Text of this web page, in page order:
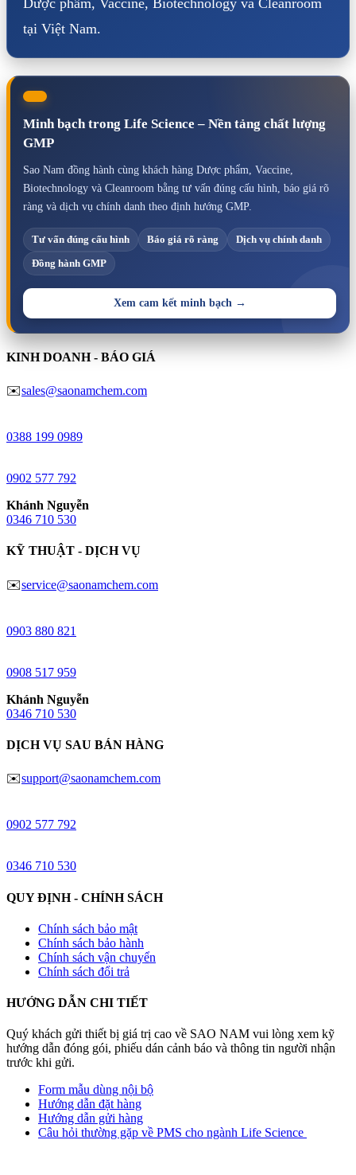
tại Việt Nam.
Minh bạch trong Life Science – Nền tảng chất lượng
GMP
Sao Nam đồng hành cùng khách hàng Dược phẩm, Vaccine,
Biotechnology và Cleanroom bằng tư vấn đúng cấu hình, báo giá rõ
ràng và dịch vụ chính danh theo định hướng GMP.
Tư vấn đúng cấu hình Báo giá rõ ràng Dịch vụ chính danh
Đồng hành GMP
Xem cam kết minh bạch →
KINH DOANH - BÁO GIÁ
✉️sales@saonamchem.com
0388 199 0989
0902 577 792
Khánh Nguyễn
0346 710 530
KỸ THUẬT - DỊCH VỤ
✉️service@saonamchem.com
0903 880 821
0908 517 959
Khánh Nguyễn
0346 710 530
DỊCH VỤ SAU BÁN HÀNG
✉️support@saonamchem.com
0902 577 792
0346 710 530
QUY ĐỊNH - CHÍNH SÁCH
Chính sách bảo mật
Chính sách bảo hành
Chính sách vận chuyển
Chính sách đổi trả
HƯỚNG DẪN CHI TIẾT
Quý khách gửi thiết bị giá trị cao về SAO NAM vui lòng xem kỹ
hướng dẫn đóng gói, phiếu dán cảnh báo và thông tin người nhận
trước khi gửi.
Form mẫu dùng nội bộ
Hướng dẫn đặt hàng
Hướng dẫn gửi hàng
Câu hỏi thường gặp về PMS cho ngành Life Science